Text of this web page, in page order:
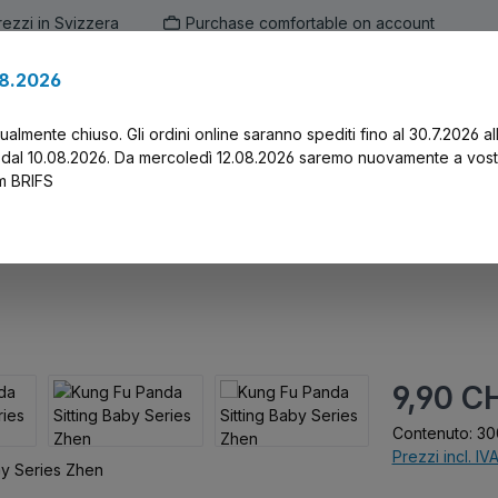
in Svizzera Purchase comfortable on account
Series Zhen
Prezzo
9,90
Contenuto:
Prezzi incl.
chiuso. Gli ordini online saranno spediti fino al 30.7.2026
10.08.2026. Da mercoledì 12.08.2026 saremo nuovamente a
BRIFS